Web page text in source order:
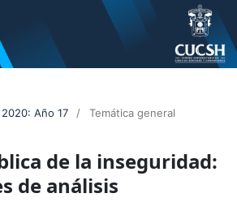
2020: Año 17 / Temática general
de la inseguridad:
de análisis